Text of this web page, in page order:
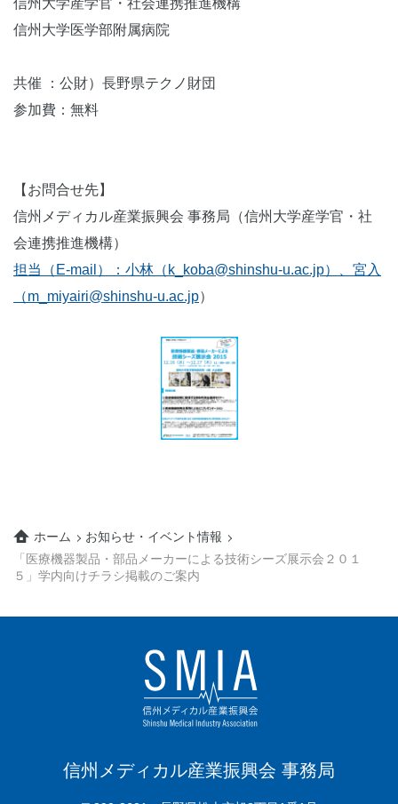
信州大学産学官・社会連携推進機構
信州大学医学部附属病院
共催 ：公財）長野県テクノ財団
参加費：無料
【お問合せ先】
信州メディカル産業振興会 事務局（信州大学産学官・社
会連携推進機構）
担当（E-mail）：小林（k_koba@shinshu-u.ac.jp）、宮入
（m_miyairi@shinshu-u.ac.jp）
ホーム
お知らせ・イベント情報
「医療機器製品・部品メーカーによる技術シーズ展示会２０１
５」学内向けチラシ掲載のご案内
信州メディカル産業振興会 事務局